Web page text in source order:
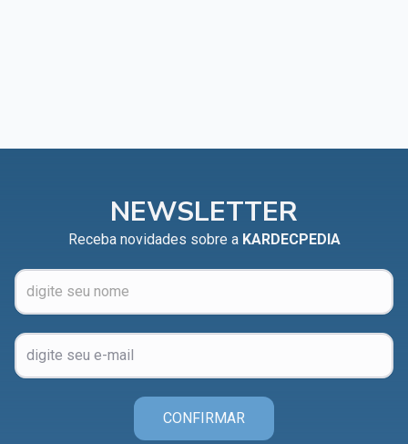
NEWSLETTER
Receba novidades sobre a KARDECPEDIA
CONFIRMAR